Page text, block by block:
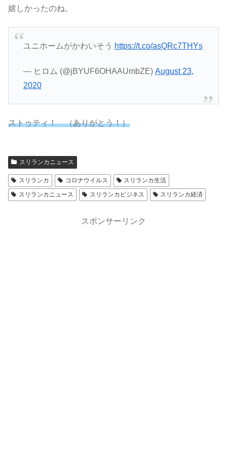
嬉しかったのね。
ユニホームがかわいそう https://t.co/asQRc7THYs
— ヒロム (@jBYUF6OHAAUmbZE) August 23,
2020
ストゥティ！ （ありがとう！）
スリランカニュース
スリランカ コロナウイルス
スリランカ生活
スリランカニュース
スリランカビジネス スリランカ経済
スポンサーリンク